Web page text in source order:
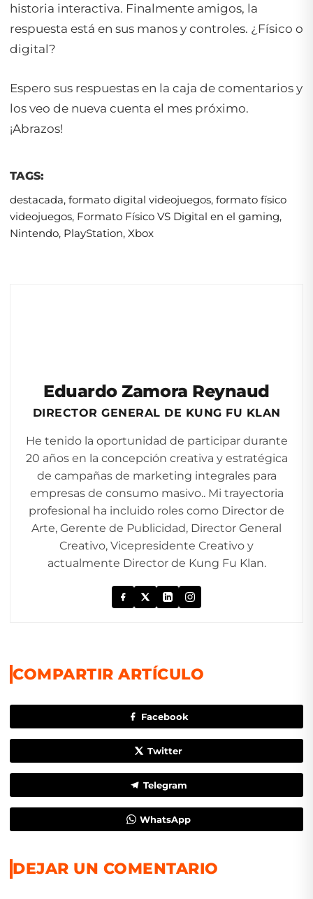
historia interactiva. Finalmente amigos, la
respuesta está en sus manos y controles. ¿Físico o
digital?
Espero sus respuestas en la caja de comentarios y
los veo de nueva cuenta el mes próximo.
¡Abrazos!
TAGS:
destacada, formato digital videojuegos, formato físico
videojuegos, Formato Físico VS Digital en el gaming,
Nintendo, PlayStation, Xbox
Eduardo Zamora Reynaud
DIRECTOR GENERAL DE KUNG FU KLAN
He tenido la oportunidad de participar durante
20 años en la concepción creativa y estratégica
de campañas de marketing integrales para
empresas de consumo masivo.. Mi trayectoria
profesional ha incluido roles como Director de
Arte, Gerente de Publicidad, Director General
Creativo, Vicepresidente Creativo y
actualmente Director de Kung Fu Klan.
COMPARTIR ARTÍCULO
Facebook
Twitter
Telegram
WhatsApp
DEJAR UN COMENTARIO